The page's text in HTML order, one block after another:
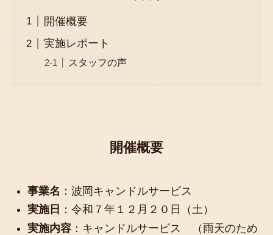
開催概要
実施レポート
スタッフの声
開催概要
事業名 ：波岡キャンドルサービス
実施日 ：令和７年１２月２０日（土）
実施内容：キャンドルサービス （雨天のため